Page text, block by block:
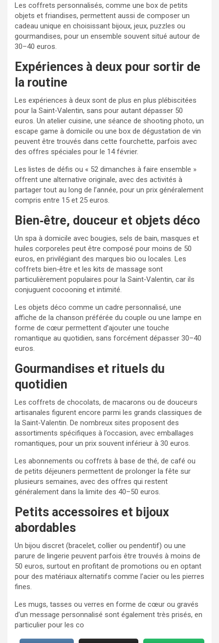
Les coffrets personnalisés, comme une box de petits
objets et friandises, permettent aussi de composer un
cadeau unique en choisissant bijoux, jeux, puzzles ou
gourmandises, pour un ensemble souvent situé autour de
30–40 euros.
Expériences à deux pour sortir de
la routine
Les expériences à deux sont de plus en plus plébiscitées
pour la Saint‑Valentin, sans pour autant dépasser 50
euros. Un atelier cuisine, une séance de shooting photo, un
escape game à domicile ou une box de dégustation de vin
peuvent être trouvés dans cette fourchette, parfois avec
des offres spéciales pour le 14 février.
Les listes de défis ou « 52 dimanches à faire ensemble »
offrent une alternative originale, avec des activités à
partager tout au long de l’année, pour un prix généralement
compris entre 15 et 25 euros.
Bien‑être, douceur et objets déco
Un spa à domicile avec bougies, sels de bain, masques et
huiles corporeles peut être composé pour moins de 50
euros, en privilégiant des marques bio ou locales. Les
coffrets bien‑être et les kits de massage sont
particulièrement populaires pour la Saint‑Valentin, car ils
conjuguent cocooning et intimité.
Les objets déco comme un cadre personnalisé, une
affiche de la chanson préférée du couple ou une lampe en
forme de cœur permettent d’ajouter une touche
romantique au quotidien, sans forcément dépasser 30–40
euros.
Gourmandises et rituels du
quotidien
Les coffrets de chocolats, de macarons ou de douceurs
artisanales figurent encore parmi les grands classiques de
la Saint‑Valentin. De nombreux sites proposent des
assortiments spécifiques à l’occasion, avec emballages
romantiques, pour un prix souvent inférieur à 30 euros.
Les abonnements ou coffrets à base de thé, de café ou
de petits déjeuners permettent de prolonger la fête sur
plusieurs semaines, avec des offres qui restent
généralement dans la limite des 40–50 euros.
Petits accessoires et bijoux
abordables
Un bijou discret (bracelet, collier ou pendentif) ou une
parure de lingerie peuvent parfois être trouvés à moins de
50 euros, surtout en profitant de promotions ou en optant
pour des matériaux alternatifs comme l’acier ou les pierres
fines.
Les mugs, tasses ou verres en forme de cœur ou gravés
d’un message personnalisé sont également très prisés, en
particulier pour les co